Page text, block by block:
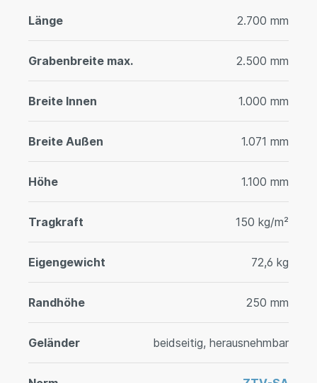
Länge 2.700 mm
Grabenbreite max. 2.500 mm
Breite Innen 1.000 mm
Breite Außen 1.071 mm
Höhe 1.100 mm
Tragkraft 150 kg/m²
Eigengewicht 72,6 kg
Randhöhe 250 mm
Geländer beidseitig, herausnehmbar